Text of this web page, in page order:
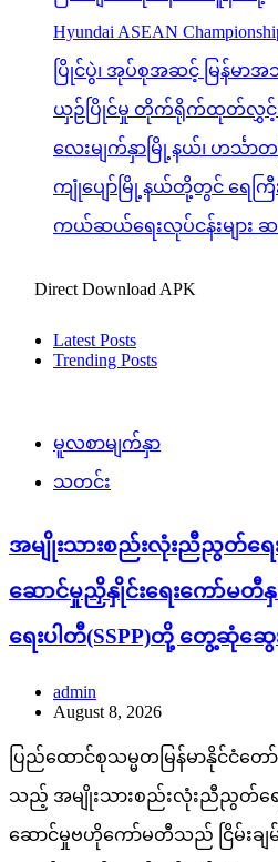
Hyundai ASEAN
ပြိုင်ပွဲ၊ အုပ်စုအဆင့် မြန်မာ
ယှဉ်ပြိုင်မှု တိုက်ရိုက်ထုတ်လွှ
လေးမျက်နှာမြို့နယ်၊ ဟင်္သ
ကျုံပျော်မြို့နယ်တို့တွင် ရေကြီ
ကယ်ဆယ်ရေးလုပ်ငန်းမျာ
Direct Download APK
Latest Posts
Trending Posts
မူလစာမျက်နှာ
သတင်း
အမျိုးသားစည်းလုံးညီညွတ်ရေးနှ
ဆောင်မှုညှိနှိုင်းရေးကော်မတီ
ရေးပါတီ(SSPP)တို့ တွေ့ဆုံဆွေ
admin
August 8, 2026
ပြည်ထောင်စုသမ္မတမြန်မာနိုင်ငံတ
သည့် အမျိုးသားစည်းလုံးညီညွတ်ရေးနှ
ဆောင်မှုဗဟိုကော်မတီသည် ငြိမ်းချမ်း